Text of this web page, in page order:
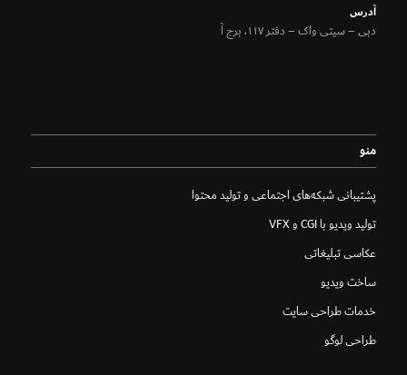
آدرس
دبی – سیتی واک – دفتر ۱۱۷، برج آ
منو
پشتیبانی شبکه‌های اجتماعی و تولید محتوا
تولید ویدیو با CGI و VFX
عکاسی تبلیغاتی
ساخت ویدیو
خدمات طراحی سایت
طراحی لوگو